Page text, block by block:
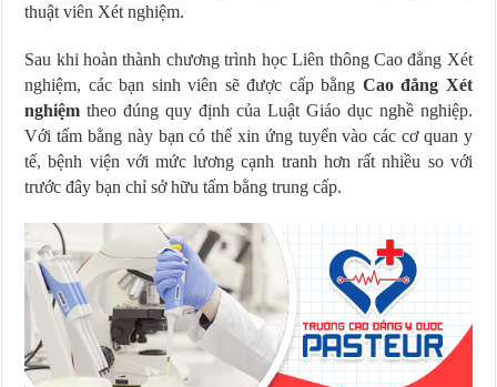
thuật viên Xét nghiệm.
Sau khi hoàn thành chương trình học Liên thông Cao đẳng Xét
nghiệm, các bạn sinh viên sẽ được cấp bằng Cao đẳng Xét
nghiệm theo đúng quy định của Luật Giáo dục nghề nghiệp.
Với tấm bằng này bạn có thể xin ứng tuyển vào các cơ quan y
tế, bệnh viện với mức lương cạnh tranh hơn rất nhiều so với
trước đây bạn chỉ sở hữu tấm bằng trung cấp.